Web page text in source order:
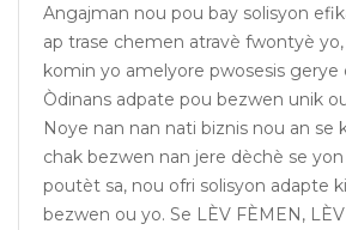
Angajman nou pou bay solisyon
ap trase chemen atravè fwontyè
komin yo amelyore pwosesis gerye
Òdinans adpate pou bezwen unik
Noye nan nan nati biznis nou an se
chak bezwen nan jere dèchè se
poutèt sa, nou ofri solisyon adapte
bezwen ou yo. Se LÈV FÈMEN,